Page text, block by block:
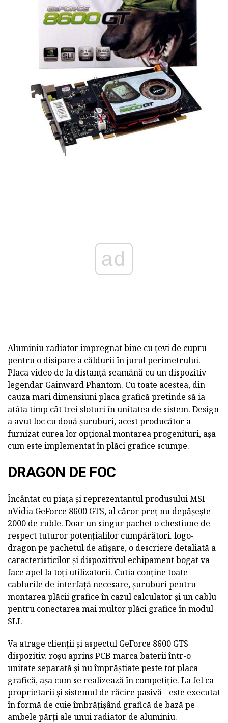
ad
Aluminiu radiator impregnat bine cu țevi de cupru
pentru o disipare a căldurii în jurul perimetrului.
Placa video de la distanță seamănă cu un dispozitiv
legendar Gainward Phantom. Cu toate acestea, din
cauza mari dimensiuni placa grafică pretinde să ia
atâta timp cât trei sloturi în unitatea de sistem. Design
a avut loc cu două șuruburi, acest producător a
furnizat curea lor opțional montarea progenituri, așa
cum este implementat în plăci grafice scumpe.
DRAGON DE FOC
Încântat cu piața și reprezentantul produsului MSI
nVidia GeForce 8600 GTS, al căror preț nu depășește
2000 de ruble. Doar un singur pachet o chestiune de
respect tuturor potențialilor cumpărători. logo-
dragon pe pachetul de afișare, o descriere detaliată a
caracteristicilor și dispozitivul echipament bogat va
face apel la toți utilizatorii. Cutia conține toate
cablurile de interfață necesare, șuruburi pentru
montarea plăcii grafice în cazul calculator și un cablu
pentru conectarea mai multor plăci grafice în modul
SLI.
Va atrage clienții și aspectul GeForce 8600 GTS
dispozitiv. roșu aprins PCB marca baterii într-o
unitate separată și nu împrăștiate peste tot placa
grafică, așa cum se realizează în competiție. La fel ca
proprietarii și sistemul de răcire pasivă - este executat
în formă de cuie îmbrățișând grafică de bază pe
ambele părți ale unui radiator de aluminiu.